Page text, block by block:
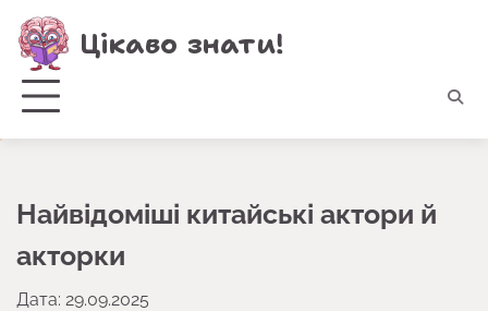
Перейти
до
вмісту
Цікаво знати!
Найвідоміші китайські актори й
акторки
Дата: 29.09.2025